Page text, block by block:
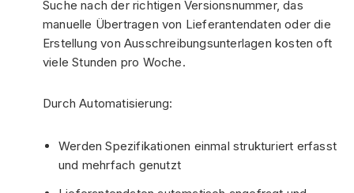
Suche nach der richtigen Versionsnummer, das
manuelle Übertragen von Lieferantendaten oder die
Erstellung von Ausschreibungsunterlagen kosten oft
viele Stunden pro Woche.
Durch Automatisierung:
Werden Spezifikationen einmal strukturiert erfasst
und mehrfach genutzt